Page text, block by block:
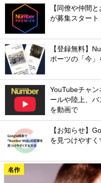
【同僚や仲間
が募集スタート
【登録無料】
ポーツの「今」
YouTubeチャ
ールや陸上、
を動画で
【お知らせ】
を見つけやすく
名作